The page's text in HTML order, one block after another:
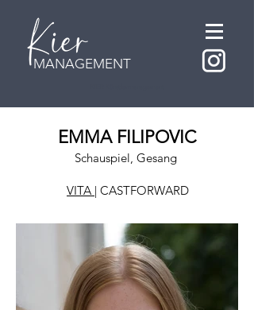
MANAGEMENT
EMMA FILIPOVIC
Schauspiel, Gesang
VITA | CASTFORWARD